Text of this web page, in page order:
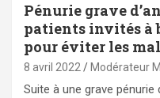
Pénurie grave
patients invités à
pour éviter les
8 avril 2022 Modérateur
Suite à une grave pénurie